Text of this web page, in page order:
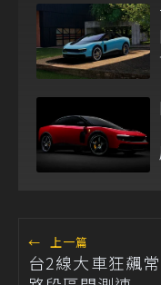
← 上一篇
台2線大車狂飆